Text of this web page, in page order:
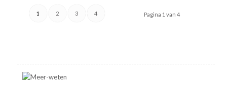
Pagina 1 van 4
1 2 3 4